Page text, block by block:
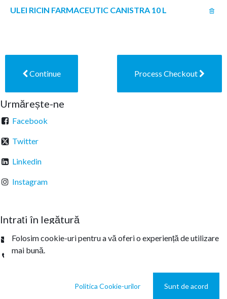
ULEI RICIN FARMACEUTIC CANISTRA 10 L
Continue Process Checkout
Urmărește-ne
Facebook
Twitter
Linkedin
Instagram
Intrați în legătură
office@sterachemicals.ro
+40 21 457 03 22
Folosim cookie-uri pentru a vă oferi o experiență de utilizare
mai bună.
Politica Cookie-urilor Sunt de acord